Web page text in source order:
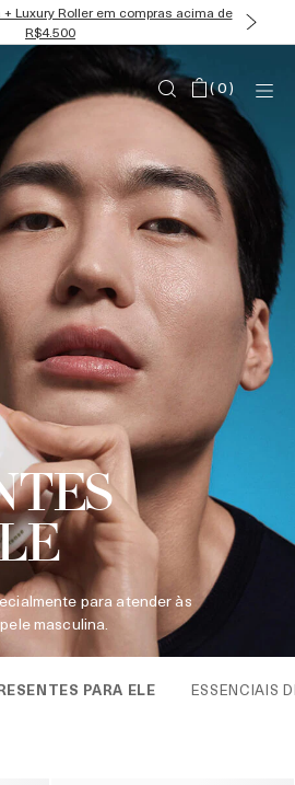
Luxury Roller em compras acima de
R$4.500
(0)
para atender às
masculina.
PARA ELE ESSENCIAIS